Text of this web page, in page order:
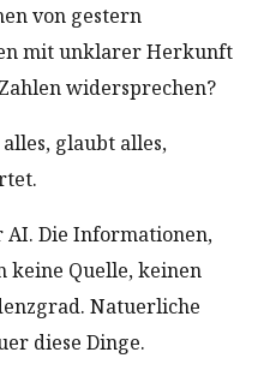
von gestern
mit unklarer Herkunft
widersprechen?
glaubt alles,
AI. Die Informationen,
keine Quelle, keinen
Natuerliche
diese Dinge.